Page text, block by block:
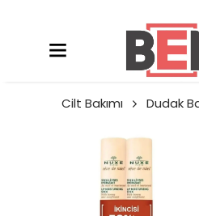
Cilt Bakımı Dudak